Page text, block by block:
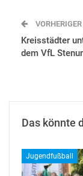
Kreisstädter
dem VfL
Das könnte
Jugendfußball